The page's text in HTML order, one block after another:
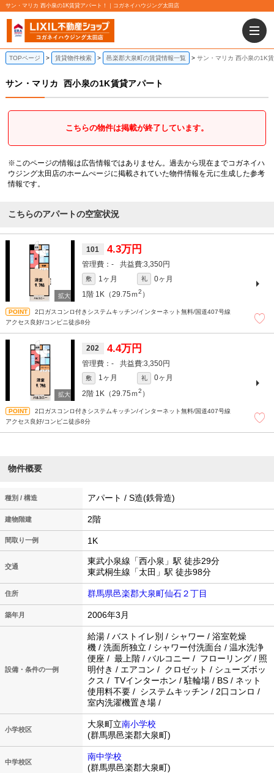
サン・マリカ 西小泉の1K賃貸アパート！｜コガネイハウジング太田店
TOPページ 賃貸物件検索 邑楽郡大泉町の賃貸情報一覧 サン・マリカ 西小泉の1K
サン・マリカ 西小泉の1K賃貸アパート
こちらの物件は掲載が終了しています。
※このページの情報は広告情報ではありません。過去から現在までコガネイハ
ウジング太田店のホームぺージに掲載されていた物件情報を元に生成した参考
情報です。
こちらのアパートの空室状況
101 4.3万円
- 3,350円
敷 1ヶ月 礼
0ヶ月
1階 1K（29.75ｍ2 ）
2口ガスコンロ付きシステムキッチン/インターネット無料/国道407号線
アクセス良好/コンビニ徒歩8分
202 4.4万円
- 3,350円
敷 1ヶ月 礼
0ヶ月
2階 1K（29.75ｍ2 ）
2口ガスコンロ付きシステムキッチン/インターネット無料/国道407号線
アクセス良好/コンビニ徒歩8分
物件概要
種別 / 構造 アパート / S造(鉄骨造)
建物階建 2階
間取り一例 1K
交通
東武小泉線「西小泉」駅 徒歩29分
東武桐生線「太田」駅 徒歩98分
住所 群馬県邑楽郡大泉町仙石２丁目
築年月 2006年3月
設備・条件の一例
給湯 / バストイレ別 / シャワー / 浴室乾燥
機 / 洗面所独立 / シャワー付洗面台 / 温水洗浄
便座 / 最上階 / バルコニー / フローリング / 照
明付き / エアコン / クロゼット / シューズボッ
クス / TVインターホン / 駐輪場 / BS / ネット
使用料不要 / システムキッチン / 2口コンロ /
室内洗濯機置き場 /
小学校区
大泉町立南小学校
(群馬県邑楽郡大泉町)
中学校区
南中学校
(群馬県邑楽郡大泉町)